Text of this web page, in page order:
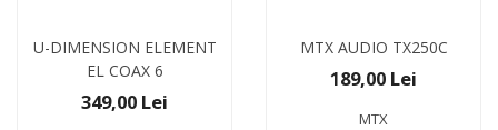
U-DIMENSION ELEMENT
EL COAX 6
349,00 Lei
MTX AUDIO TX250C
189,00 Lei
MTX